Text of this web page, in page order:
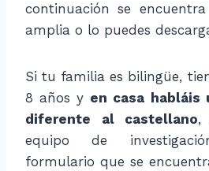
continuación se
amplia o lo puedes
Si tu familia es bilingüe,
8 años y en casa habláis
diferente al castellano,
equipo de
formulario que se